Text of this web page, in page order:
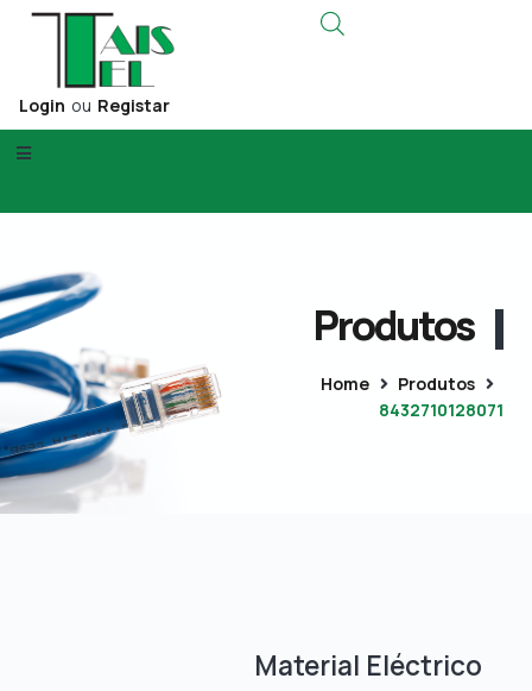
Login ou Registar
Produtos
Home
Produtos
8432710128071
Material Eléctrico